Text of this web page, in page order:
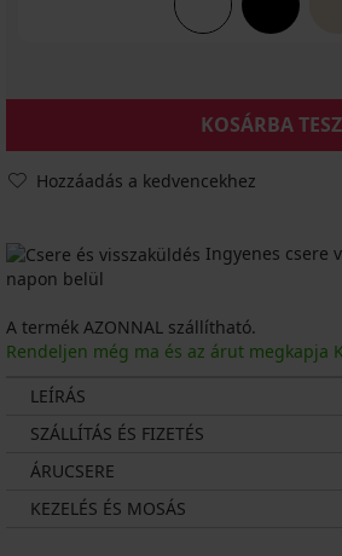
KOSÁRBA TESZ
Hozzáadás a kedvencekhez
Ingyenes csere
napon belül
A termék AZONNAL szállítható.
Rendeljen még ma és az árut megkapja
LEÍRÁS
SZÁLLÍTÁS ÉS FIZETÉS
ÁRUCSERE
KEZELÉS ÉS MOSÁS